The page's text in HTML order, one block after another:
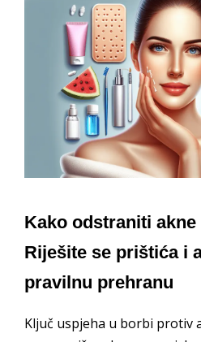
Kako odstraniti
Riješite se prištića i
pravilnu prehranu
Ključ uspjeha u borbi protiv